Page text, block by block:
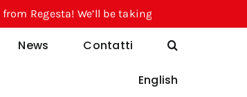
be taking a break from August 10 through 21
News Contatti
English